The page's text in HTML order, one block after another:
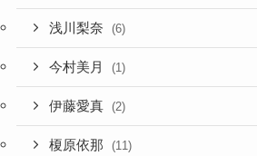
浅川梨奈 (6)
今村美月 (1)
伊藤愛真 (2)
榎原依那 (11)